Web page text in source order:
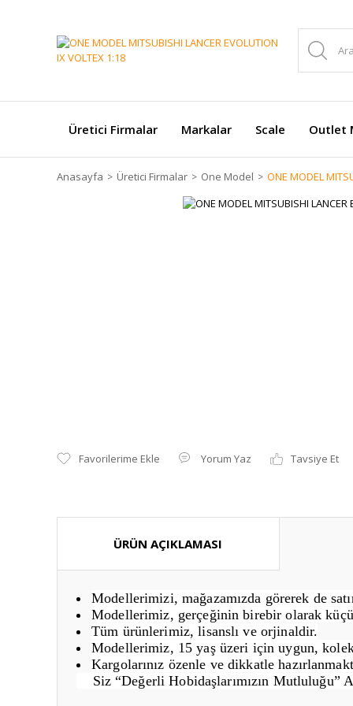
Üretici Firmalar Markalar Scale Outlet
Anasayfa Üretici Firmalar One Model ONE MODEL
Yorum Yaz Tavsiye Et
ÜRÜN AÇIKLAMASI
Modellerimizi, mağazamızda görerek de
Modellerimiz, gerçeğinin birebir olarak
Tüm ürünlerimiz, lisanslı ve orjinaldir.
Modellerimiz, 15 yaş üzeri için uygun,
Kargolarınız özenle ve dikkatle
Siz “Değerli Hobidaşlarımızın Mutluluğu”